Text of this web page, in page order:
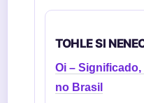
TOHLE SI
Oi –
no Brasil